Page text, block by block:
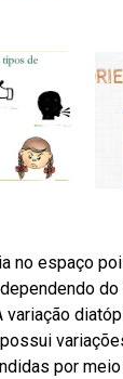
no espaço
do
variação
por